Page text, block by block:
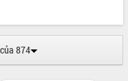
874